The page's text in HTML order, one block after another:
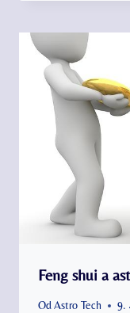
Feng shui a
Od Astro Tech 9.